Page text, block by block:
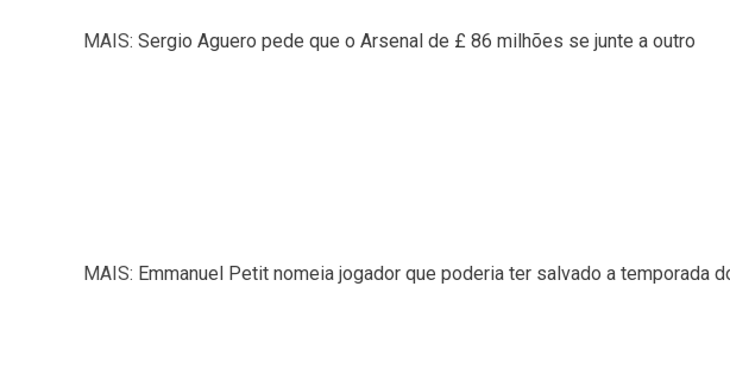
MAIS: Sergio Aguero pede que o Arsenal de £ 86 milhões se junte a outro
MAIS: Emmanuel Petit nomeia jogador que poderia ter salvado a temporada